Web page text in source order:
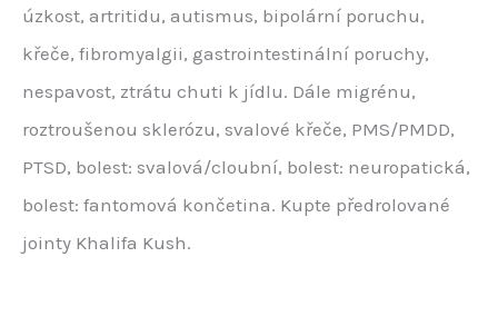
úzkost, artritidu, autismus, bipolární poruchu,
křeče, fibromyalgii, gastrointestinální poruchy,
nespavost, ztrátu chuti k jídlu. Dále migrénu,
roztroušenou sklerózu, svalové křeče, PMS/PMDD,
PTSD, bolest: svalová/cloubní, bolest: neuropatická,
bolest: fantomová končetina. Kupte předrolované
jointy Khalifa Kush.